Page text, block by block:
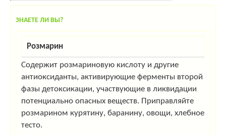
ЗНАЕТЕ ЛИ ВЫ?
Розмарин
Содержит розмариновую кислоту и другие
антиоксиданты, активирующие ферменты второй
фазы детоксикации, участвующие в ликвидации
потенциально опасных веществ. Приправляйте
розмарином курятину, баранину, овощи, хлебное
тесто.